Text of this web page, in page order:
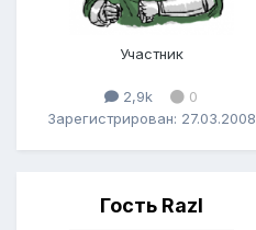
Участник
2,9k
0
Зарегистрирован: 27.03.2008
Гость Razl